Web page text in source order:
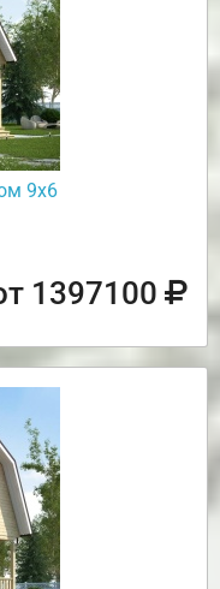
9х6
1397100